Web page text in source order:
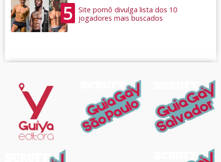
5
Site pornô divulga lista dos 10
jogadores mais buscados